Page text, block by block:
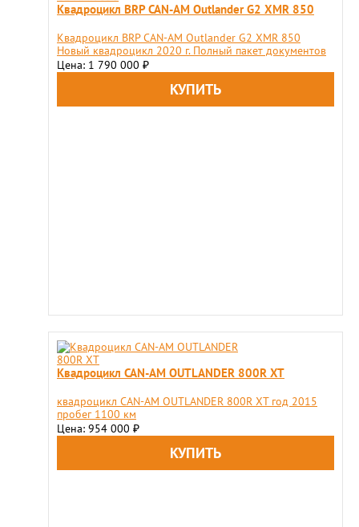
Квадроцикл BRP CAN-AM Outlander G2 XMR 850
Квадроцикл BRP CAN-AM Outlander G2 XMR 850
Новый квадроцикл 2020 г. Полный пакет документов
Цена: 1 790 000 ₽
Квадроцикл CAN-AM OUTLANDER 800R XT
квадроцикл CAN-AM OUTLANDER 800R XT год 2015
пробег 1100 км
Цена: 954 000 ₽